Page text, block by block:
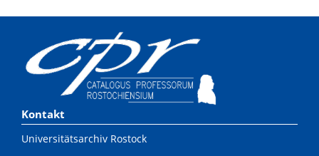
Kontakt
Universitätsarchiv Rostock